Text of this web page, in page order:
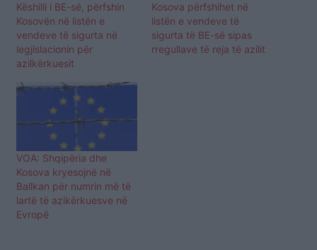
Këshilli i BE-së, përfshin
Kosovën në listën e
vendeve të sigurta në
legjislacionin për
azilkërkuesit
Kosova përfshihet në
listën e vendeve të
sigurta të BE-së sipas
rregullave të reja të azilit
VOA: Shqipëria dhe
Kosova kryesojnë në
Ballkan për numrin më të
lartë të azikërkuesve në
Evropë